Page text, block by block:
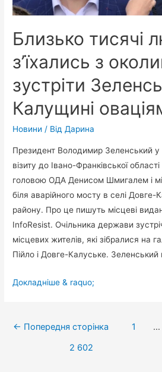
річний
Близько тисячі
з’їхались з
зустріти
Калущині
Новини / Від Дарина
Президент Володимир Зеленський у
візиту до Івано-Франківської
головою ОДА Денисом Шмигалем і
біля аварійного мосту в селі Довге-
району. Про це пишуть місцеві
InfoResist. Очільника держави
місцевих жителів, які зібралися на
Пійло і Довге-Калуське. Зеленський
Близько
з’їхались
Докладніше & raquo;
Навігація
← Попередня сторінка 1 …
2 602